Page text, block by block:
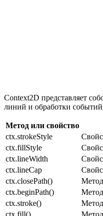
Context2D представляет
линий и обработки
Метод или свойство
ctx.strokeStyle
ctx.fillStyle
ctx.lineWidth
ctx.lineCap
ctx.closePath()
ctx.beginPath()
ctx.stroke()
ctx.fill()